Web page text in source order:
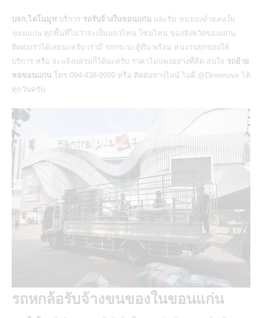
บจก.ไดโนมูฟ บริการ รถรับจ้างในขอนแก่น และรับ ขนของย้ายหอใน
ขอนแก่น ทุกพื้นที่ไม่ว่าจะเป็นแถวไหน โซนไหน ของจังหวัดขอนแก่น
ติดต่อเราได้เลยนะครับ เรามี รถกระบะตู้ทึบ พร้อม คนงานยกของให้
บริการ หรือ จะแจ้งแค่รถก็ได้นะครับ ราคาไม่แพงอย่างที่คิด สนใจ รถย้าย
หอขอนแก่น โทร.094-438-9999 หรือ ติดต่อทางไลน์ ไอดี @Dinomove ได้
ทุกวันครับ
รถหกล้อรับจ้างขนของในขอนแก่น